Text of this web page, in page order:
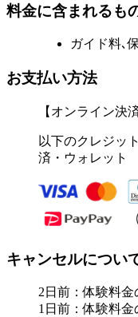
料金に含まれるも
ガイド料､
お支払い方法
【オンライン決済
以下のクレジッ
済・ウォレット
キャンセルについ
2日前：体験料金
1日前：体験料金